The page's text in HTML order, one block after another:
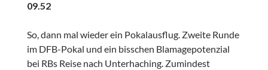
09.52
So, dann mal wieder ein Pokalausflug. Zweite Runde
im DFB-Pokal und ein bisschen Blamagepotenzial
bei RBs Reise nach Unterhaching. Zumindest